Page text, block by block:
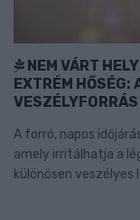
NEM VÁRT
EXTRÉM HŐSÉG:
VESZÉLYFORRÁS
A forró, napos
amely irritálhatja a
különösen veszélyes